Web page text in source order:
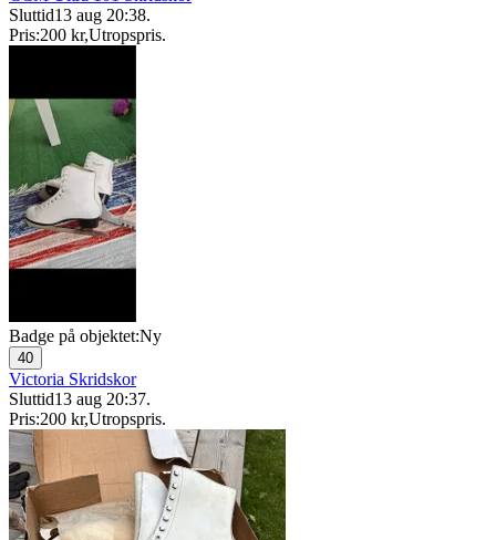
Sluttid13 aug 20:38.
Pris:200 kr,Utropspris.
Badge på objektet:Ny
40
Victoria Skridskor
Sluttid13 aug 20:37.
Pris:200 kr,Utropspris.